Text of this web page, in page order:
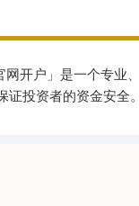
开户」是一个专
投资者的资金安全。